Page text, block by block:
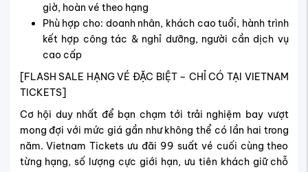
giờ, hoàn vé theo hạng
Phù hợp cho: doanh nhân, khách cao tuổi, hành trình
kết hợp công tác & nghỉ dưỡng, người cần dịch vụ
cao cấp
[FLASH SALE HẠNG VÉ ĐẶC BIỆT – CHỈ CÓ TẠI VIETNAM
TICKETS]
Cơ hội duy nhất để bạn chạm tới trải nghiệm bay vượt
mong đợi với mức giá gần như không thể có lần hai trong
năm. Vietnam Tickets ưu đãi 99 suất vé cuối cùng theo
từng hạng, số lượng cực giới hạn, ưu tiên khách giữ chỗ